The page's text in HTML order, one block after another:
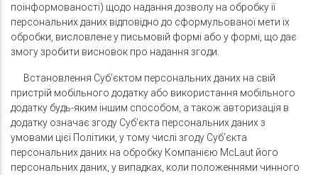
поінформованості) щодо надання дозволу на обробку її
персональних даних відповідно до сформульованої мети їх
обробки, висловлене у письмовій формі або у формі, що дає
змогу зробити висновок про надання згоди.
Встановлення Суб’єктом персональних даних на свій
пристрій мобільного додатку або використання мобільного
додатку будь-яким іншим способом, а також авторизація в
додатку означає згоду Суб’єкта персональних даних з
умовами цієї Політики, у тому числі згоду Суб’єкта
персональних даних на обробку Компанією McLaut його
персональних даних, у випадках, коли положеннями чинного